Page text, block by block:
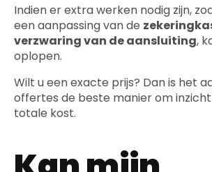
Indien er extra werken nodig zijn,
een aanpassing van de
verzwaring van de aansluiting,
oplopen.
Wilt u een exacte prijs? Dan is het
offertes de beste manier om
totale kost.